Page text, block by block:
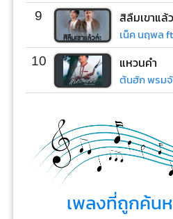
9 สิลืมเขาแล้
เน็ค นฤพล
10 แหวนคำ
ต้นฮัก พรม
เพลงที่ถูกค้น